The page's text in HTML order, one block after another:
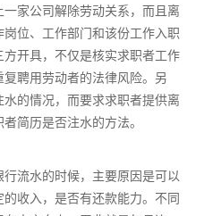
家公司解除劳动关系，而且离
位、工作部门和该份工作入职
开具，不仅是核实求职者工作
聘用劳动者的法律风险。另
的情况，而要求求职者提供离
简历是否注水的方法。
流水的时候，主要原因是可以
收入，是否有还款能力。不同